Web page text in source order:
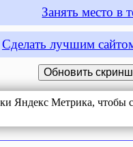
Занять место в
Сделать лучшим
Яндекс Метрика,